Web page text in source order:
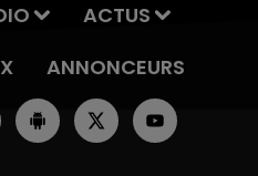
ACTUS
ANNONCEURS